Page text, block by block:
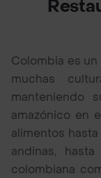
Colombia es
muchas
manteniendo
amazónico en
alimentos
andinas,
colombiana